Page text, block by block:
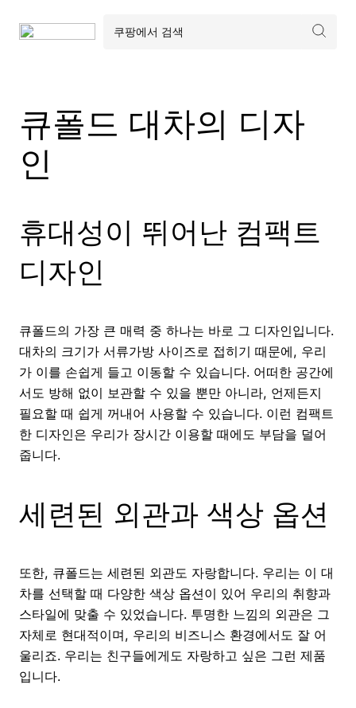
큐폴드 대차의 디자
인
휴대성이 뛰어난 컴팩트
디자인
큐폴드의 가장 큰 매력 중 하나는 바로 그 디자인입니다.
대차의 크기가 서류가방 사이즈로 접히기 때문에, 우리
가 이를 손쉽게 들고 이동할 수 있습니다. 어떠한 공간에
서도 방해 없이 보관할 수 있을 뿐만 아니라, 언제든지
필요할 때 쉽게 꺼내어 사용할 수 있습니다. 이런 컴팩트
한 디자인은 우리가 장시간 이용할 때에도 부담을 덜어
줍니다.
세련된 외관과 색상 옵션
또한, 큐폴드는 세련된 외관도 자랑합니다. 우리는 이 대
차를 선택할 때 다양한 색상 옵션이 있어 우리의 취향과
스타일에 맞출 수 있었습니다. 투명한 느낌의 외관은 그
자체로 현대적이며, 우리의 비즈니스 환경에서도 잘 어
울리죠. 우리는 친구들에게도 자랑하고 싶은 그런 제품
입니다.